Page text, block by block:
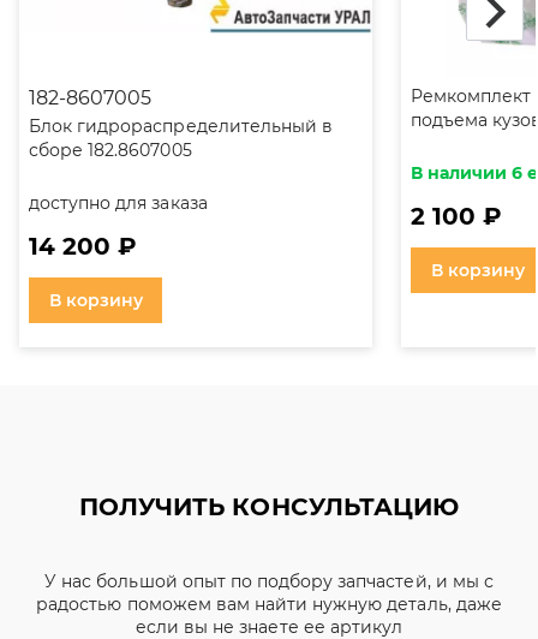
182-8607005
Блок гидрораспределительный в
сборе 182.8607005
доступно для заказа
14 200 ₽
В корзину
подъема
В наличии 6
2 100 ₽
В корзину
ПОЛУЧИТЬ КОНСУЛЬТАЦИЮ
У нас большой опыт по подбору запчастей, и мы с
радостью поможем вам найти нужную деталь, даже
если вы не знаете ее артикул